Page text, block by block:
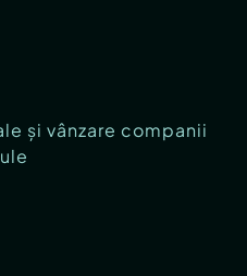
și vânzare companii